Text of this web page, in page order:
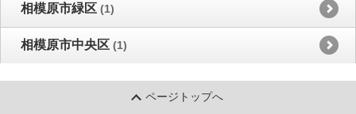
相模原市緑区 (1)
相模原市中央区 (1)
ページトップへ